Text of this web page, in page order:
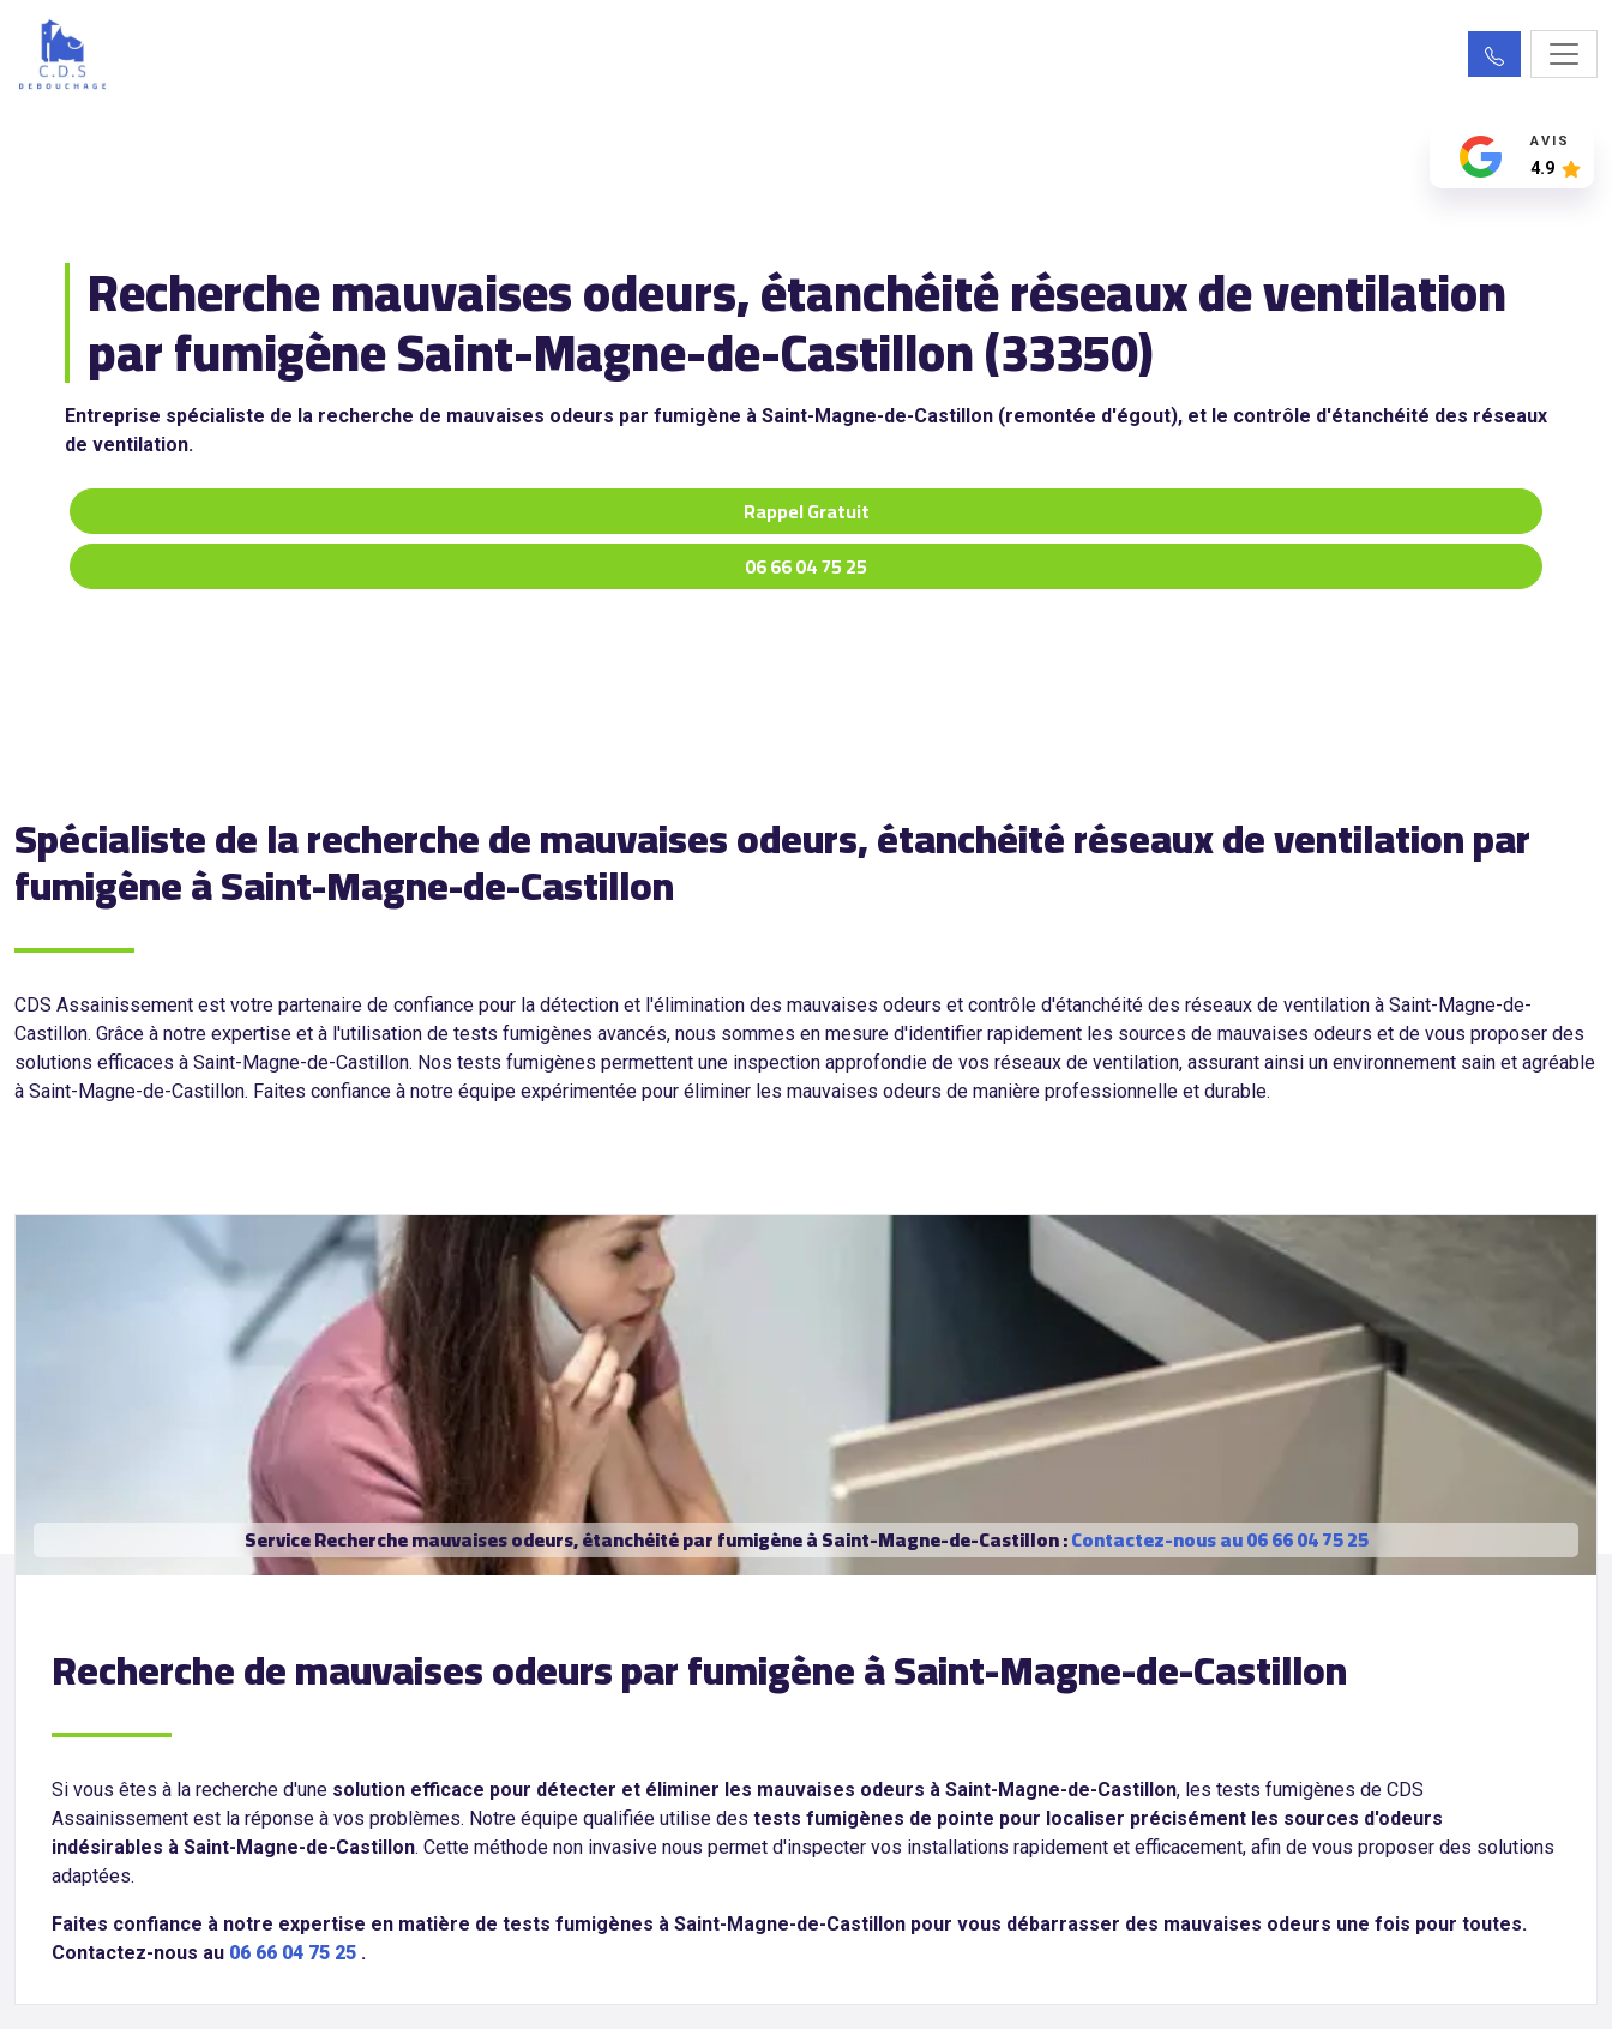
AVIS
4.9
Recherche mauvaises odeurs, étanchéité réseaux de ventilation
par fumigène Saint-Magne-de-Castillon (33350)
Entreprise spécialiste de la recherche de mauvaises odeurs par fumigène à Saint-Magne-de-Castillon (remontée d'égout), et le contrôle d'étanchéité des réseaux
de ventilation.
Rappel Gratuit
06 66 04 75 25
Spécialiste de la recherche de mauvaises odeurs, étanchéité réseaux de ventilation par
fumigène à Saint-Magne-de-Castillon
CDS Assainissement est votre partenaire de confiance pour la détection et l'élimination des mauvaises odeurs et contrôle d'étanchéité des réseaux de ventilation à Saint-Magne-de-
Castillon. Grâce à notre expertise et à l'utilisation de tests fumigènes avancés, nous sommes en mesure d'identifier rapidement les sources de mauvaises odeurs et de vous proposer des
solutions efficaces à Saint-Magne-de-Castillon. Nos tests fumigènes permettent une inspection approfondie de vos réseaux de ventilation, assurant ainsi un environnement sain et agréable
à Saint-Magne-de-Castillon. Faites confiance à notre équipe expérimentée pour éliminer les mauvaises odeurs de manière professionnelle et durable.
Service Recherche mauvaises odeurs, étanchéité par fumigène à Saint-Magne-de-Castillon :Contactez-nous au 06 66 04 75 25
Recherche de mauvaises odeurs par fumigène à Saint-Magne-de-Castillon
Si vous êtes à la recherche d'une solution efficace pour détecter et éliminer les mauvaises odeurs à Saint-Magne-de-Castillon, les tests fumigènes de CDS
Assainissement est la réponse à vos problèmes. Notre équipe qualifiée utilise des tests fumigènes de pointe pour localiser précisément les sources d'odeurs
indésirables à Saint-Magne-de-Castillon. Cette méthode non invasive nous permet d'inspecter vos installations rapidement et efficacement, afin de vous proposer des solutions
adaptées.
Faites confiance à notre expertise en matière de tests fumigènes à Saint-Magne-de-Castillon pour vous débarrasser des mauvaises odeurs une fois pour toutes.
Contactez-nous au 06 66 04 75 25 .